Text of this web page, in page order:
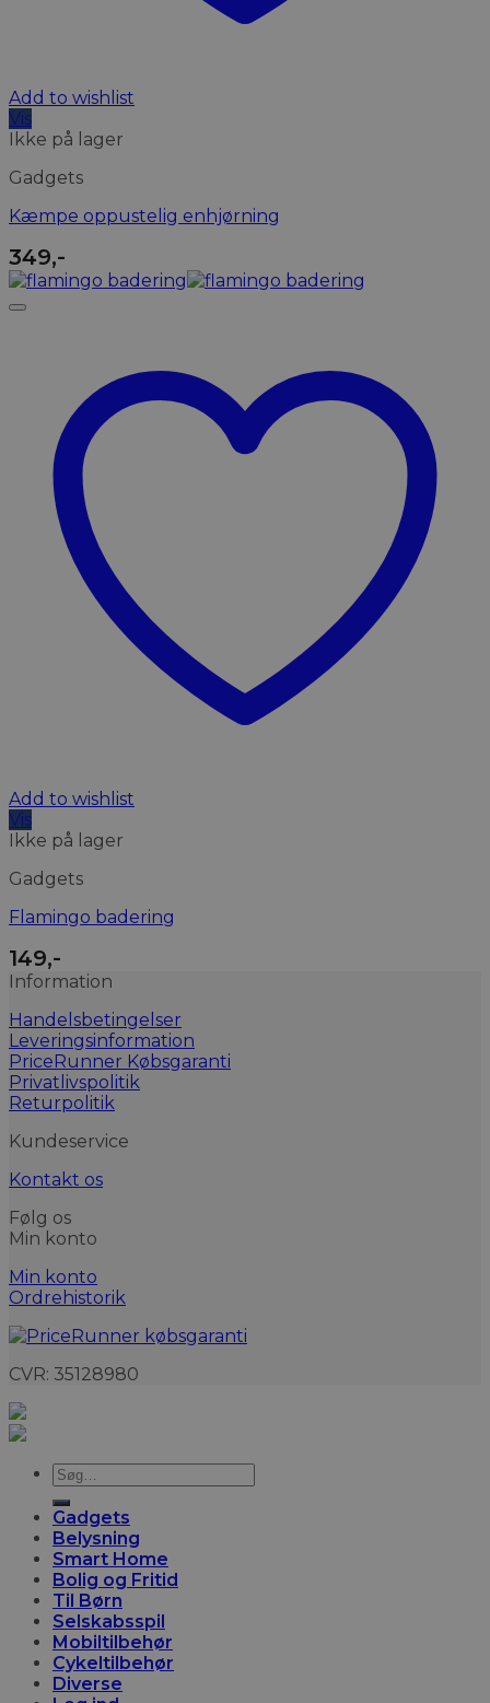
Add to wishlist
Vis
Ikke på lager
Gadgets
Kæmpe oppustelig enhjørning
349,-
Add to wishlist
Vis
Ikke på lager
Gadgets
Flamingo badering
149,-
Information
Handelsbetingelser
Leveringsinformation
PriceRunner Købsgaranti
Privatlivspolitik
Returpolitik
Kundeservice
Kontakt os
Følg os
Min konto
Min konto
Ordrehistorik
CVR: 35128980
Søg
Gadgets
Belysning
Smart Home
Bolig og Fritid
Til Børn
Selskabsspil
Mobiltilbehør
Cykeltilbehør
Diverse